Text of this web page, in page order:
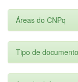
Áreas do CNPq
Tipo de documento